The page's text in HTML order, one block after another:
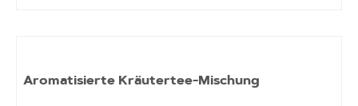
Aromatisierte Kräutertee-Mischung